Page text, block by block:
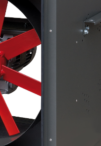
Electrical
Equipment
solutions in